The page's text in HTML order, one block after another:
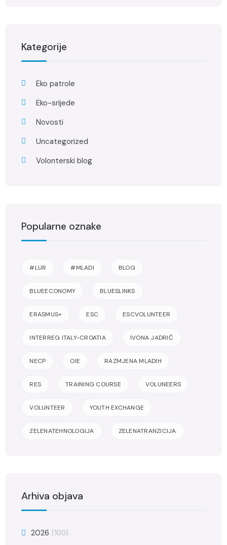
Kategorije
Eko patrole
Eko-srijede
Novosti
Uncategorized
Volonterski blog
Popularne oznake
#LUR #MLADI BLOG
BLUEECONOMY BLUESLINKS
ERASMUS+ ESC ESCVOLUNTEER
INTERREG ITALY-CROATIA IVONA JADRIĆ
NECP OIE RAZMJENA MLADIH
RES TRAINING COURSE VOLUNEERS
VOLUNTEER YOUTH EXCHANGE
ZELENATEHNOLOGIJA ZELENATRANZICIJA
Arhiva objava
2026 (100)